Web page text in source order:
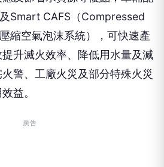
Smart CAFS（Compressed
縮空氣泡沫系統），可快速產
升滅火效率、降低用水量及減
警、工廠火災及部分特殊火災
益。
廣告